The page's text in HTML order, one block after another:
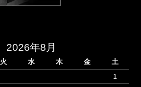
2026年8月
火 水 木 金
土
1